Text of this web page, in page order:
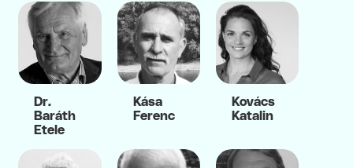
Dr.
Baráth
Etele
Kása
Ferenc
Kovács
Katalin